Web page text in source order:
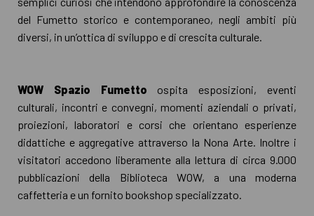
del Fumetto storico e contemporaneo, negli ambiti più
diversi, in un’ottica di sviluppo e di crescita culturale.
WOW Spazio Fumetto ospita esposizioni, eventi
culturali, incontri e convegni, momenti aziendali o privati,
proiezioni, laboratori e corsi che orientano esperienze
didattiche e aggregative attraverso la Nona Arte. Inoltre i
visitatori accedono liberamente alla lettura di circa 9.000
pubblicazioni della Biblioteca WOW, a una moderna
caffetteria e un fornito bookshop specializzato.